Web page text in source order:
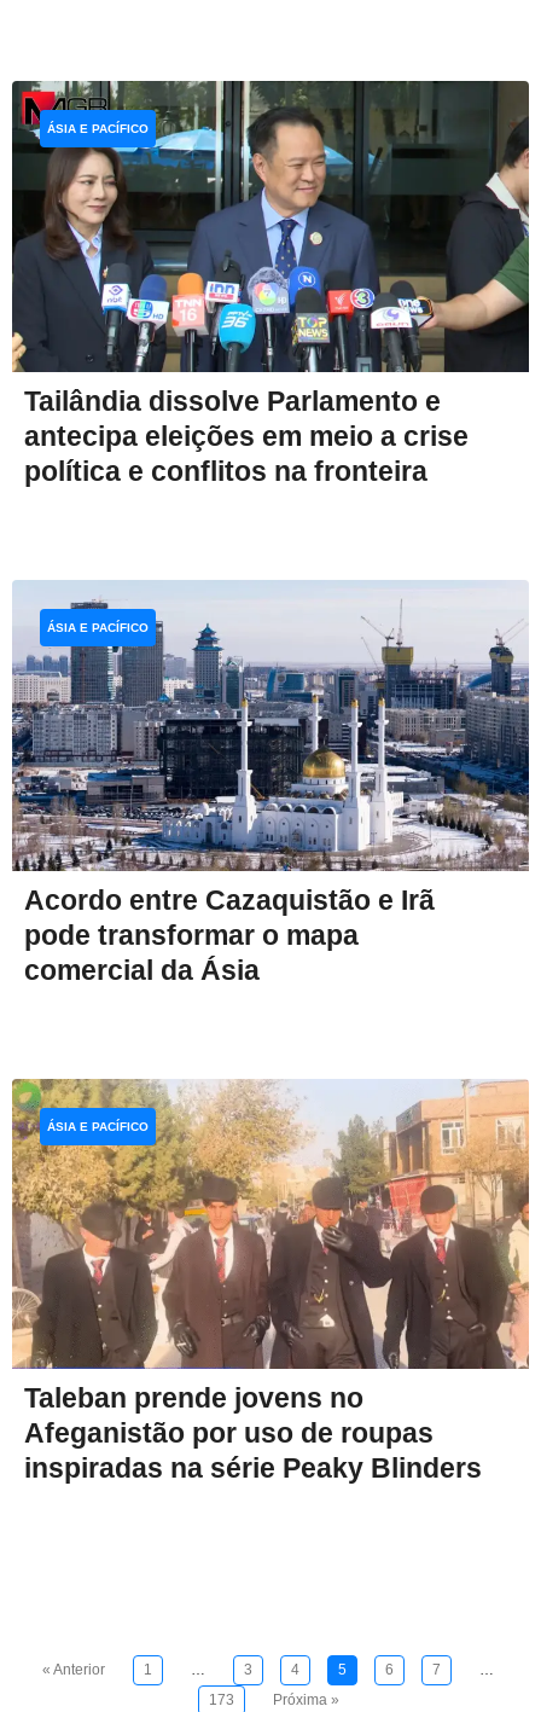
Tailândia dissolve Parlamento e
antecipa eleições em meio a crise
política e conflitos na fronteira
ÁSIA E PACÍFICO
Acordo entre Cazaquistão e Irã
pode transformar o mapa
comercial da Ásia
ÁSIA E PACÍFICO
Taleban prende jovens no
Afeganistão por uso de roupas
inspiradas na série Peaky Blinders
ÁSIA E PACÍFICO
« Anterior 1 … 3 4 5 6 7
…
173
Próxima »